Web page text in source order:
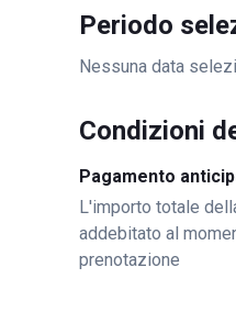
Periodo
Nessuna data
Condizioni
Pagamento
L'importo totale
addebitato al
prenotazione